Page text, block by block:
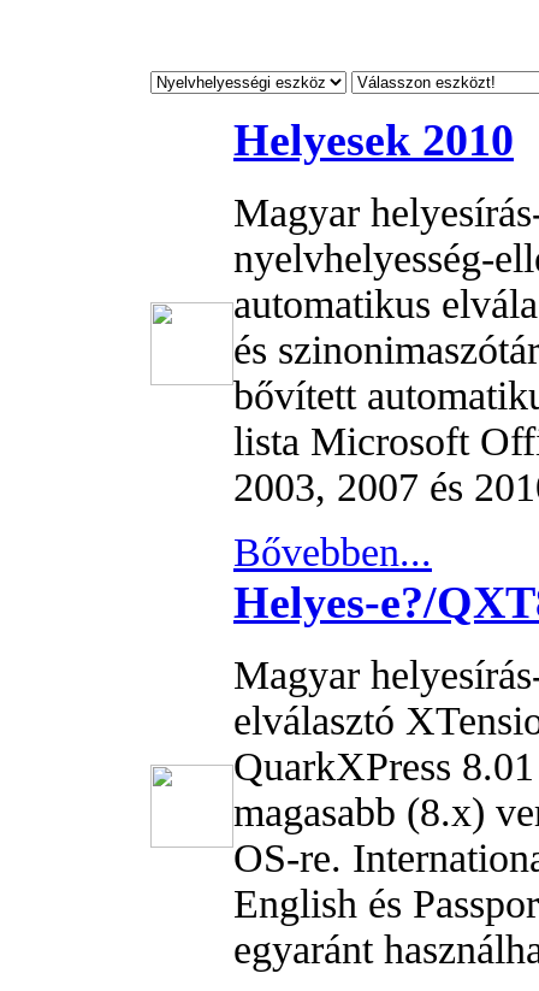
Helyesek 2010
Magyar
nyelvhelyesség-
automatikus
és
bővített
lista Microsoft
2003, 2007 és
Bővebben...
Helyes-e?/
Magyar
elválasztó
QuarkXPress
magasabb (8.x)
OS-re.
English és
egyaránt